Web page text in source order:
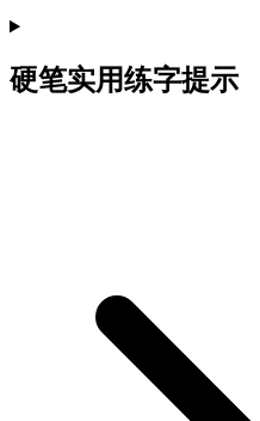
硬笔实用练字提示